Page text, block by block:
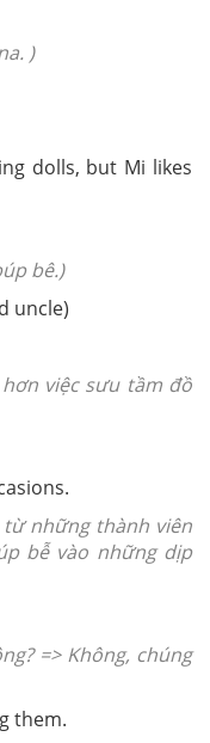
)
dolls, but Mi likes
bê.)
uncle)
việc sưu tầm đồ
từ những thành viên
bễ vào những dịp
=> Không, chúng
them.